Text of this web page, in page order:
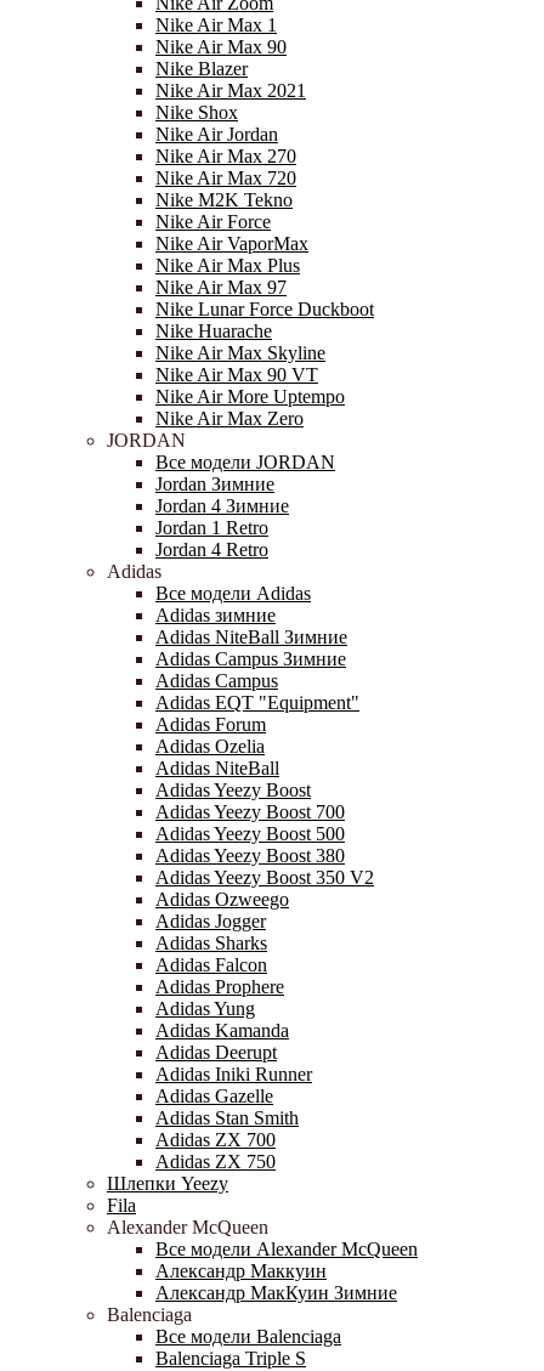
Nike Air Max 1
Nike Air Max 90
Nike Blazer
Nike Air Max 2021
Nike Shox
Nike Air Jordan
Nike Air Max 270
Nike Air Max 720
Nike M2K Tekno
Nike Air Force
Nike Air VaporMax
Nike Air Max Plus
Nike Air Max 97
Nike Lunar Force Duckboot
Nike Huarache
Nike Air Max Skyline
Nike Air Max 90 VT
Nike Air More Uptempo
Nike Air Max Zero
JORDAN
Все модели JORDAN
Jordan Зимние
Jordan 4 Зимние
Jordan 1 Retro
Jordan 4 Retro
Adidas
Все модели Adidas
Adidas зимние
Adidas NiteBall Зимние
Adidas Campus Зимние
Adidas Campus
Adidas EQT "Equipment"
Adidas Forum
Adidas Ozelia
Adidas NiteBall
Adidas Yeezy Boost
Adidas Yeezy Boost 700
Adidas Yeezy Boost 500
Adidas Yeezy Boost 380
Adidas Yeezy Boost 350 V2
Adidas Ozweego
Adidas Jogger
Adidas Sharks
Adidas Falcon
Adidas Prophere
Adidas Yung
Adidas Kamanda
Adidas Deerupt
Adidas Iniki Runner
Adidas Gazelle
Adidas Stan Smith
Adidas ZX 700
Adidas ZX 750
Шлепки Yeezy
Fila
Alexander McQueen
Все модели Alexander McQueen
Александр Маккуин
Александр МакКуин Зимние
Balenciaga
Все модели Balenciaga
Balenciaga Triple S